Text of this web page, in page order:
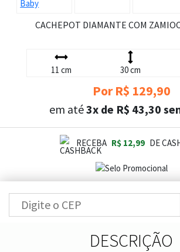
CACHEPOT DIAMANTE COM
11 cm 30 cm
Por R$ 129,90
em até3x de R$ 43,30
RECEBA R$ 12,99 DE
DESCRIÇÃO